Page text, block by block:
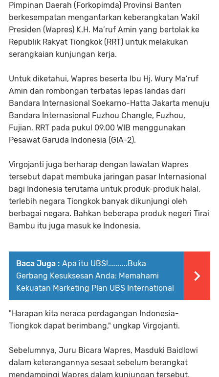
Pimpinan Daerah (Forkopimda) Provinsi Banten
berkesempatan mengantarkan keberangkatan Wakil
Presiden (Wapres) K.H. Ma’ruf Amin yang bertolak ke
Republik Rakyat Tiongkok (RRT) untuk melakukan
serangkaian kunjungan kerja.
Untuk diketahui, Wapres beserta Ibu Hj. Wury Ma’ruf
Amin dan rombongan terbatas lepas landas dari
Bandara Internasional Soekarno-Hatta Jakarta menuju
Bandara Internasional Fuzhou Changle, Fuzhou,
Fujian, RRT pada pukul 09.00 WIB menggunakan
Pesawat Garuda Indonesia (GIA-2).
Virgojanti juga berharap dengan lawatan Wapres
tersebut dapat membuka jaringan pasar Internasional
bagi Indonesia terutama untuk produk-produk halal,
terlebih negara Tiongkok banyak dikunjungi oleh
berbagai negara. Bahkan beberapa produk negeri Tirai
Bambu itu juga masuk ke Indonesia.
Baca Juga : Apa itu UBS!..........Buka
Gerbang Kesuksesan Anda: Memahami
Kekuatan Marketing Plan UBS International
"Harapan kita neraca perdagangan Indonesia-
Tiongkok dapat berimbang," ungkap Virgojanti.
Sebelumnya, Juru Bicara Wapres, Masduki Baidlowi
dalam keterangannya sesaat sebelum berangkat
mendampingi Wapres dalam kunjungan tersebut,